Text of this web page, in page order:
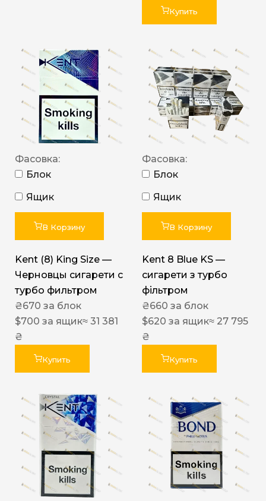
Купить
Фасовка:
Блок
Ящик
В Корзину
Kent (8) King Size —
Черновцы сигарети с
турбо фильтром
₴670 за блок
$700 за ящик≈ 31 381
₴
Купить
Фасовка:
Блок
Ящик
В Корзину
Kent 8 Blue KS —
сигарети з турбо
фільтром
₴660 за блок
$620 за ящик≈ 27 795
₴
Купить